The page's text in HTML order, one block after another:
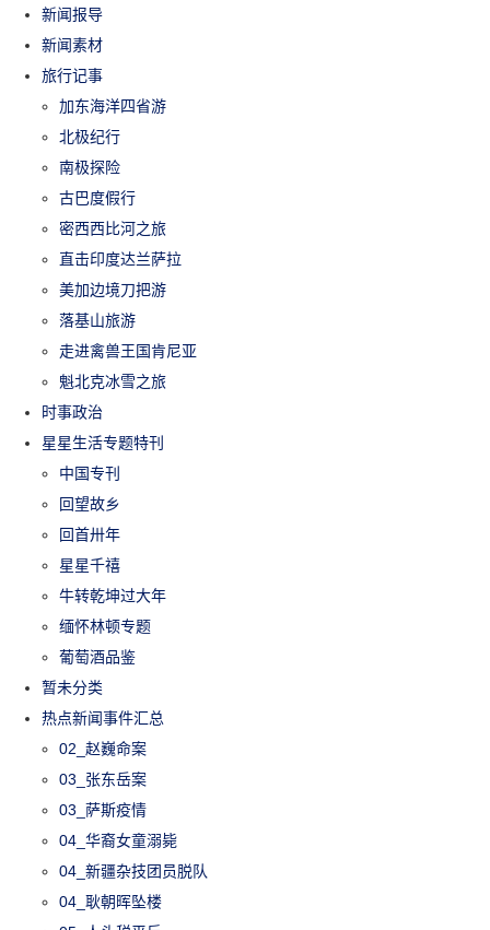
新闻报导
新闻素材
旅行记事
加东海洋四省游
北极纪行
南极探险
古巴度假行
密西西比河之旅
直击印度达兰萨拉
美加边境刀把游
落基山旅游
走进禽兽王国肯尼亚
魁北克冰雪之旅
时事政治
星星生活专题特刊
中国专刊
回望故乡
回首卅年
星星千禧
牛转乾坤过大年
缅怀林顿专题
葡萄酒品鉴
暂未分类
热点新闻事件汇总
02_赵巍命案
03_张东岳案
03_萨斯疫情
04_华裔女童溺毙
04_新疆杂技团员脱队
04_耿朝晖坠楼